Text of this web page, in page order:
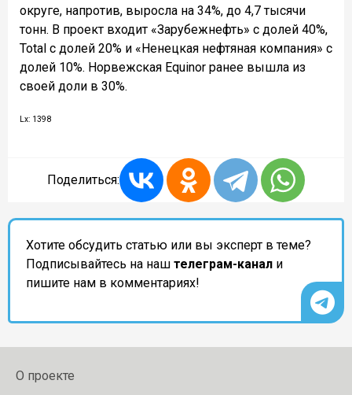
округе, напротив, выросла на 34%, до 4,7 тысячи
тонн. В проект входит «Зарубежнефть» с долей 40%,
Total с долей 20% и «Ненецкая нефтяная компания» с
долей 10%. Норвежская Equinor ранее вышла из
своей доли в 30%.
Lx: 1398
Поделиться:
Хотите обсудить статью или вы эксперт в теме?
Подписывайтесь на наш телеграм-канал и
пишите нам в комментариях!
О проекте